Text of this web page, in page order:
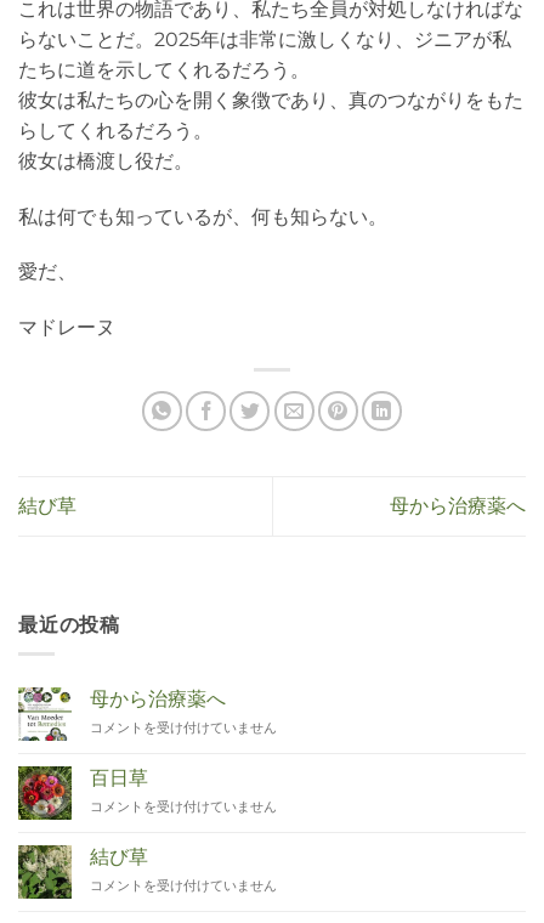
これは世界の物語であり、私たち全員が対処しなければな
らないことだ。2025年は非常に激しくなり、ジニアが私
たちに道を示してくれるだろう。
彼女は私たちの心を開く象徴であり、真のつながりをもた
らしてくれるだろう。
彼女は橋渡し役だ。
私は何でも知っているが、何も知らない。
愛だ、
マドレーヌ
結び草 母から治療薬へ
最近の投稿
母から治療薬へ
Van
tot
Remedies
は
コメントを受け付けていません
百日草
Zinnia
コメントを受け付けていません
結び草
Duizendknoop
コメントを受け付けていません